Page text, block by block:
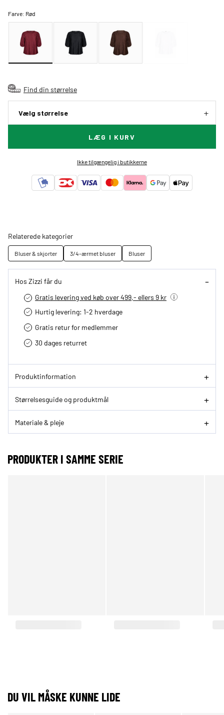
Farve: Rød
Find din størrelse
Vælg størrelse
LÆG I KURV
Ikke tilgængelig i butikkerne
Relaterede kategorier
Bluser & skjorter 3/4-ærmet bluser Bluser
Hos Zizzi får du
Gratis levering ved køb over 499,- ellers 9 kr
Hurtig levering­: 1-2 hverdage
Gratis retur for medlemmer
30 dages returret
Produktinformation
Størrelsesguide og produktmål
Materiale & pleje
PRODUKTER I SAMME SERIE
DU VIL MÅSKE KUNNE LIDE